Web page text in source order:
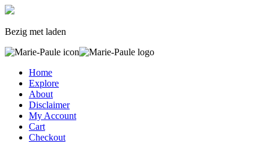
Bezig met laden
Home
Explore
About
Disclaimer
My Account
Cart
Checkout